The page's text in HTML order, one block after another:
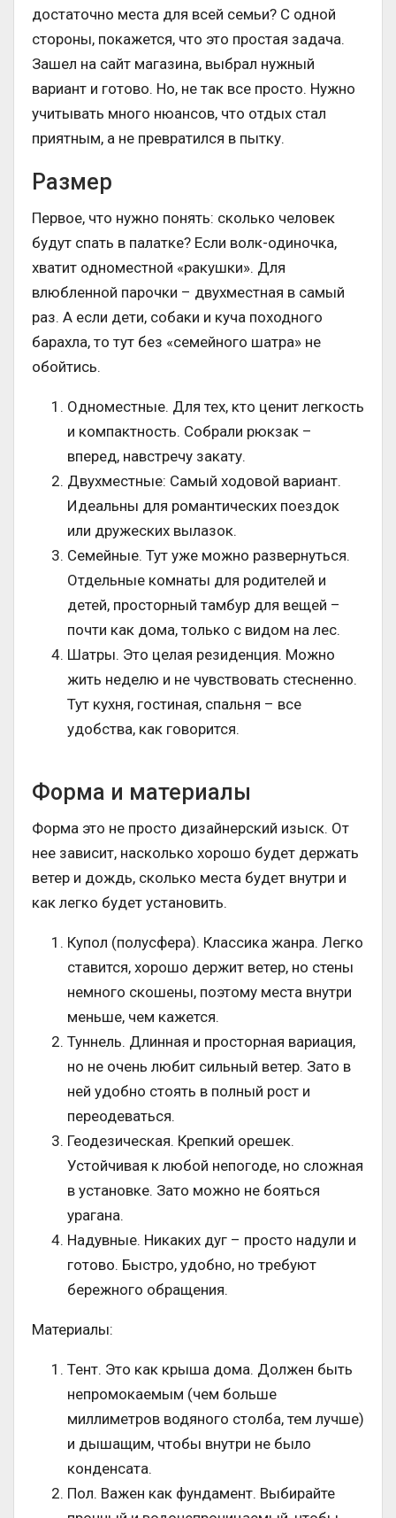
достаточно места для всей семьи? С одной
стороны, покажется, что это простая задача.
Зашел на сайт магазина, выбрал нужный
вариант и готово. Но, не так все просто. Нужно
учитывать много нюансов, что отдых стал
приятным, а не превратился в пытку.
Размер
Первое, что нужно понять: сколько человек
будут спать в палатке? Если волк-одиночка,
хватит одноместной «ракушки». Для
влюбленной парочки – двухместная в самый
раз. А если дети, собаки и куча походного
барахла, то тут без «семейного шатра» не
обойтись.
Одноместные. Для тех, кто ценит легкость
и компактность. Собрали рюкзак –
вперед, навстречу закату.
Двухместные: Самый ходовой вариант.
Идеальны для романтических поездок
или дружеских вылазок.
Семейные. Тут уже можно развернуться.
Отдельные комнаты для родителей и
детей, просторный тамбур для вещей –
почти как дома, только с видом на лес.
Шатры. Это целая резиденция. Можно
жить неделю и не чувствовать стесненно.
Тут кухня, гостиная, спальня – все
удобства, как говорится.
Форма и материалы
Форма это не просто дизайнерский изыск. От
нее зависит, насколько хорошо будет держать
ветер и дождь, сколько места будет внутри и
как легко будет установить.
Купол (полусфера). Классика жанра. Легко
ставится, хорошо держит ветер, но стены
немного скошены, поэтому места внутри
меньше, чем кажется.
Туннель. Длинная и просторная вариация,
но не очень любит сильный ветер. Зато в
ней удобно стоять в полный рост и
переодеваться.
Геодезическая. Крепкий орешек.
Устойчивая к любой непогоде, но сложная
в установке. Зато можно не бояться
урагана.
Надувные. Никаких дуг – просто надули и
готово. Быстро, удобно, но требуют
бережного обращения.
Материалы:
Тент. Это как крыша дома. Должен быть
непромокаемым (чем больше
миллиметров водяного столба, тем лучше)
и дышащим, чтобы внутри не было
конденсата.
Пол. Важен как фундамент. Выбирайте